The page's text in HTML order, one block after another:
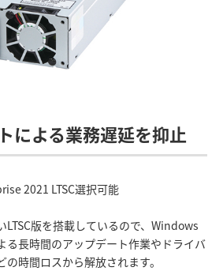
による業務遅延を抑止
2021 LTSC選択可能
LTSC版を搭載しているので、Windows
る長時間のアップデート作業やドライバ
時間ロスから解放されます。